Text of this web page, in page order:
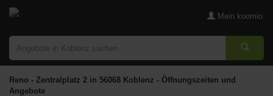
Mein koomio
Reno - Zentralplatz 2 in 56068 Koblenz - Öffnungszeiten und
Angebote